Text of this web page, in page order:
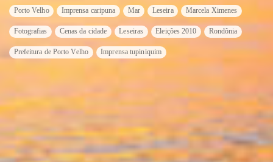
Porto Velho Imprensa caripuna Mar Leseira Marcela Ximenes
Fotografias Cenas da cidade Leseiras Eleições 2010 Rondônia
Prefeitura de Porto Velho Imprensa tupiniquim